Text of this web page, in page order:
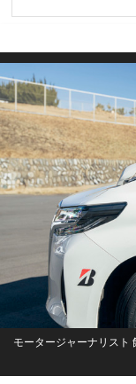
モータージャーナリスト